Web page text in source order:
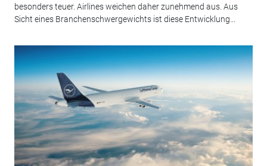
besonders teuer. Airlines weichen daher zunehmend aus. Aus
Sicht eines Branchenschwergewichts ist diese Entwicklung...